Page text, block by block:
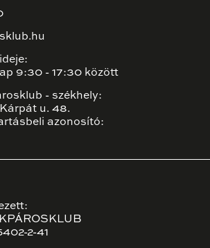
9:30 - 17:30 között
- székhely:
u. 48.
azonosító:
2-41